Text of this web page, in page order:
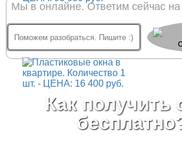
Мы в онлайне. Ответим сейчас
Как получить